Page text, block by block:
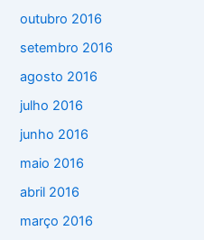
outubro 2016
setembro 2016
agosto 2016
julho 2016
junho 2016
maio 2016
abril 2016
março 2016